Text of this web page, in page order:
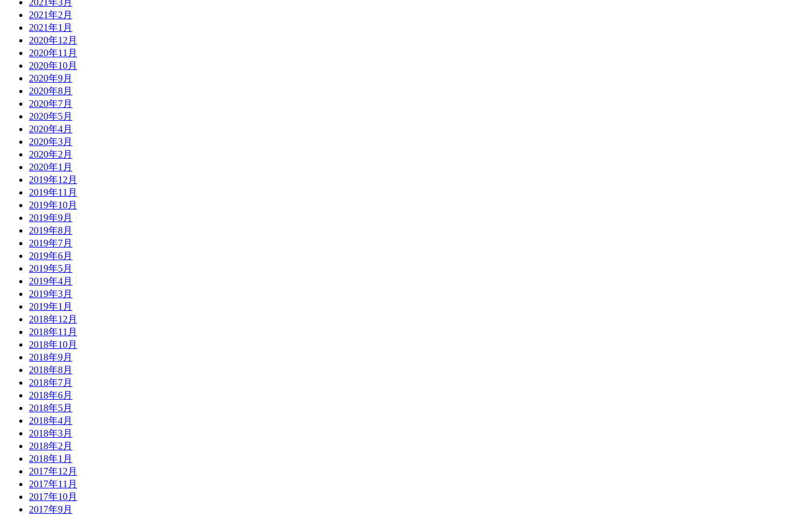
2021年3月
2021年2月
2021年1月
2020年12月
2020年11月
2020年10月
2020年9月
2020年8月
2020年7月
2020年5月
2020年4月
2020年3月
2020年2月
2020年1月
2019年12月
2019年11月
2019年10月
2019年9月
2019年8月
2019年7月
2019年6月
2019年5月
2019年4月
2019年3月
2019年1月
2018年12月
2018年11月
2018年10月
2018年9月
2018年8月
2018年7月
2018年6月
2018年5月
2018年4月
2018年3月
2018年2月
2018年1月
2017年12月
2017年11月
2017年10月
2017年9月